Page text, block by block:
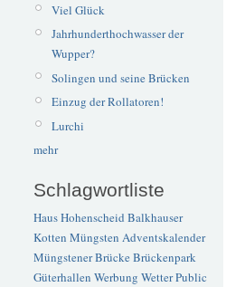
Viel Glück
Jahrhunderthochwasser der
Wupper?
Solingen und seine Brücken
Einzug der Rollatoren!
Lurchi
mehr
Schlagwortliste
Haus Hohenscheid Balkhauser
Kotten Müngsten Adventskalender
Müngstener BrückeBrückenpark
Güterhallen Werbung WetterPublic